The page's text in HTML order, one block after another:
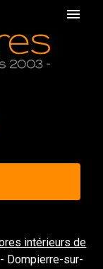
menu
intérieurs de
Dompierre-sur-